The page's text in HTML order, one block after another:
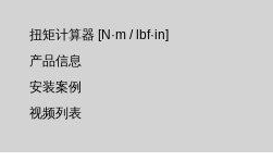
扭矩计算器 [N·m / lbf·in]
产品信息
安装案例
视频列表